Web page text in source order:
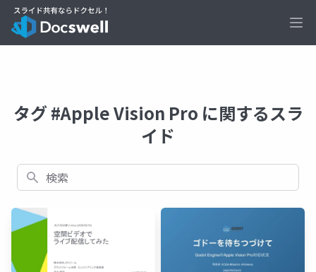
タグ #Apple Vision Pro に関するスラ
イド
検索